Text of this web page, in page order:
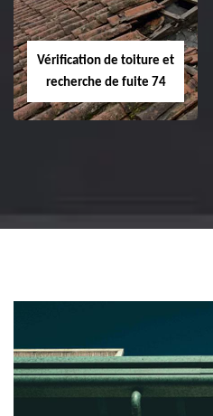
Vérification de toiture et
recherche de fuite 74